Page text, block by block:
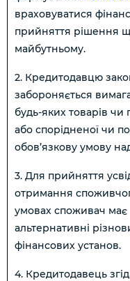
враховуватися
прийняття рішення
майбутньому.
2. Кредитодавцю
забороняється
будь-яких товарів чи
або спорідненої чи
обов’язкову умову
3. Для прийняття
отримання
умовах споживач має
альтернативні
фінансових установ.
4. Кредитодавець